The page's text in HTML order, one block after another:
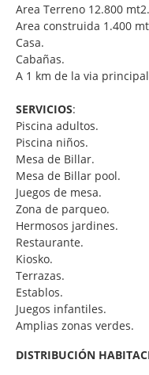
Area Terreno 12.800 mt2.
Area construida 1.400
Casa.
Cabañas.
A 1 km de la via
SERVICIOS:
Piscina adultos.
Piscina niños.
Mesa de Billar.
Mesa de Billar pool.
Juegos de mesa.
Zona de parqueo.
Hermosos jardines.
Restaurante.
Kiosko.
Terrazas.
Establos.
Juegos infantiles.
Amplias zonas verdes.
DISTRIBUCIÓN